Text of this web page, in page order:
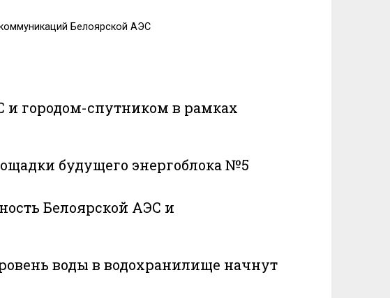
Белоярской АЭС
и городом-спутником в рамках
будущего энергоблока №5
Белоярской АЭС и
воды в водохранилище начнут